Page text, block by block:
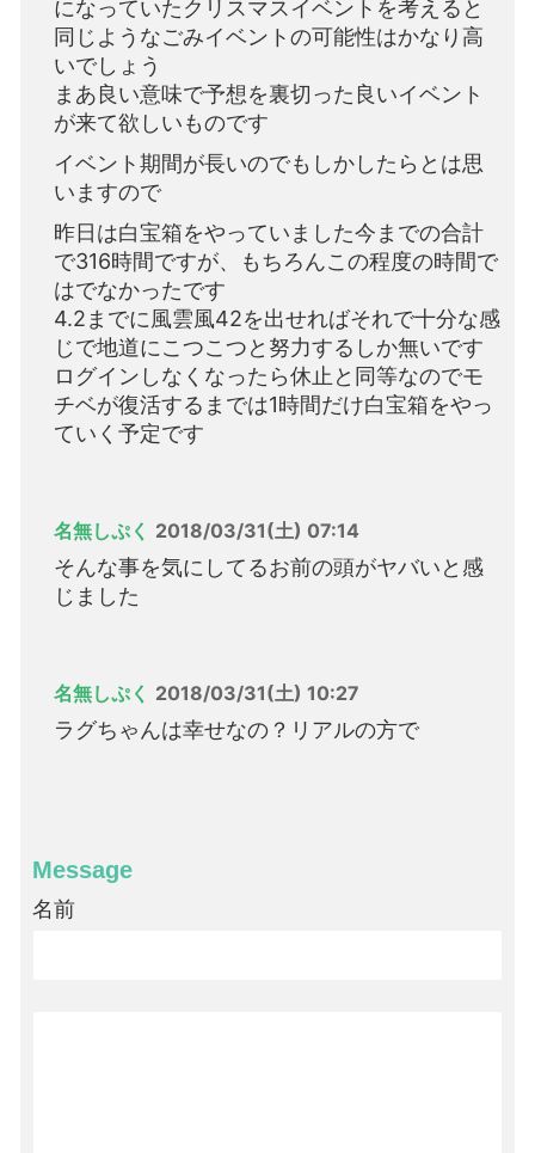
になっていたクリスマスイベントを考えると
同じようなごみイベントの可能性はかなり高
いでしょう
まあ良い意味で予想を裏切った良いイベント
が来て欲しいものです
イベント期間が長いのでもしかしたらとは思
いますので
昨日は白宝箱をやっていました今までの合計
で316時間ですが、もちろんこの程度の時間で
はでなかったです
4.2までに風雲風42を出せればそれで十分な感
じで地道にこつこつと努力するしか無いです
ログインしなくなったら休止と同等なのでモ
チベが復活するまでは1時間だけ白宝箱をやっ
ていく予定です
名無しぷく 2018/03/31(土) 07:14
そんな事を気にしてるお前の頭がヤバいと感
じました
名無しぷく 2018/03/31(土) 10:27
ラグちゃんは幸せなの？リアルの方で
Message
名前